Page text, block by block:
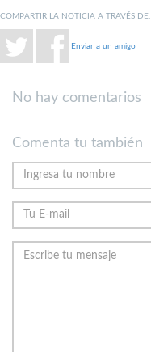
COMPARTIR LA NOTICIA A TRAVÉS DE:
Enviar a un amigo
No hay comentarios
Comenta tu también